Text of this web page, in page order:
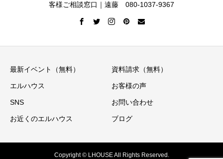
客様ご相談窓口｜遠藤 080-1037-9367
最新イベント（無料） 資料請求（無料）
エルハウス お客様の声
SNS お問い合わせ
お近くのエルハウス ブログ
Copyright © LHOUSE All Rights Reserved.